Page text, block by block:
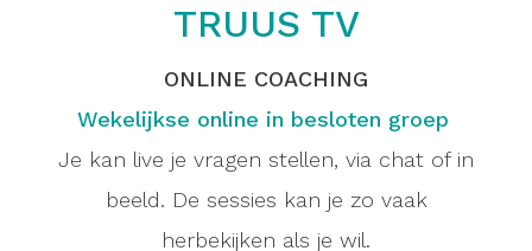
TRUUS TV
ONLINE COACHING
Wekelijkse online in besloten groep
Je kan live je vragen stellen, via chat of in
beeld. De sessies kan je zo vaak
herbekijken als je wil.